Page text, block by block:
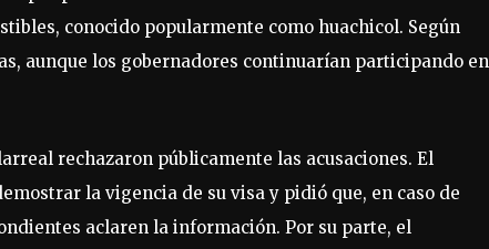
conocido popularmente como huachicol. Según
aunque los gobernadores continuarían participando en
rechazaron públicamente las acusaciones. El
la vigencia de su visa y pidió que, en caso de
aclaren la información. Por su parte, el